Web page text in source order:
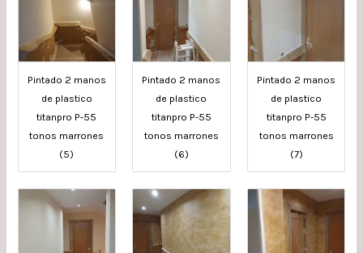
Pintado 2 manos
de plastico
titanpro P-55
tonos marrones
(5)
Pintado 2 manos
de plastico
titanpro P-55
tonos marrones
(6)
Pintado 2 manos
de plastico
titanpro P-55
tonos marrones
(7)